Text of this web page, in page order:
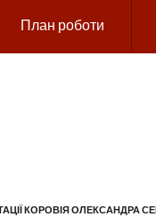
План роботи
ГОЛОВНЕ
КОРОВІЯ ОЛЕКСАНДРА